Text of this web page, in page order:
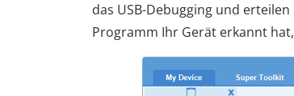
das USB-Debugging und
Programm Ihr Gerät erkannt